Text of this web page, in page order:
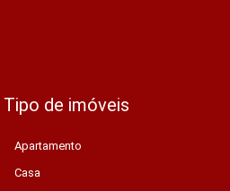
Tipo de imóveis
Apartamento
Casa